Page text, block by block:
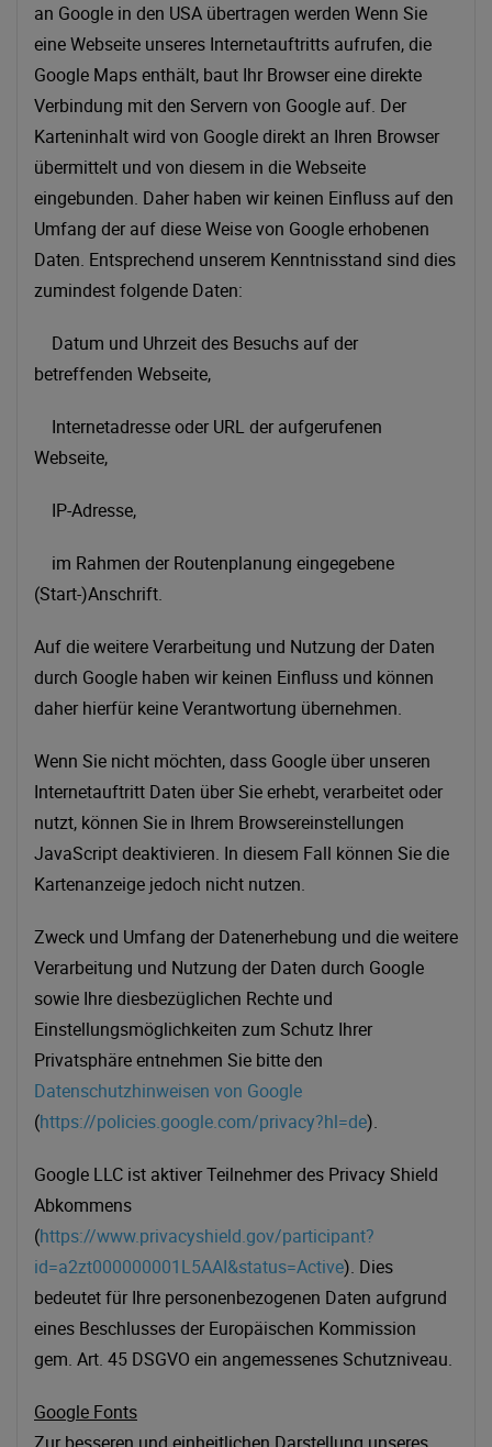
an Google in den USA übertragen werden Wenn Sie
eine Webseite unseres Internetauftritts aufrufen, die
Google Maps enthält, baut Ihr Browser eine direkte
Verbindung mit den Servern von Google auf. Der
Karteninhalt wird von Google direkt an Ihren Browser
übermittelt und von diesem in die Webseite
eingebunden. Daher haben wir keinen Einfluss auf den
Umfang der auf diese Weise von Google erhobenen
Daten. Entsprechend unserem Kenntnisstand sind dies
zumindest folgende Daten:
Datum und Uhrzeit des Besuchs auf der
betreffenden Webseite,
Internetadresse oder URL der aufgerufenen
Webseite,
IP-Adresse,
im Rahmen der Routenplanung eingegebene
(Start-)Anschrift.
Auf die weitere Verarbeitung und Nutzung der Daten
durch Google haben wir keinen Einfluss und können
daher hierfür keine Verantwortung übernehmen.
Wenn Sie nicht möchten, dass Google über unseren
Internetauftritt Daten über Sie erhebt, verarbeitet oder
nutzt, können Sie in Ihrem Browsereinstellungen
JavaScript deaktivieren. In diesem Fall können Sie die
Kartenanzeige jedoch nicht nutzen.
Zweck und Umfang der Datenerhebung und die weitere
Verarbeitung und Nutzung der Daten durch Google
sowie Ihre diesbezüglichen Rechte und
Einstellungsmöglichkeiten zum Schutz Ihrer
Privatsphäre entnehmen Sie bitte den
Datenschutzhinweisen von Google
(https://policies.google.com/privacy?hl=de).
Google LLC ist aktiver Teilnehmer des Privacy Shield
Abkommens
(https://www.privacyshield.gov/participant?
id=a2zt000000001L5AAI&status=Active). Dies
bedeutet für Ihre personenbezogenen Daten aufgrund
eines Beschlusses der Europäischen Kommission
gem. Art. 45 DSGVO ein angemessenes Schutzniveau.
Google Fonts